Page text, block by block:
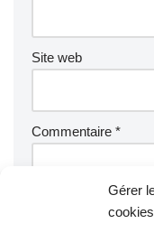
Gérer
cookies
Site web
Commentaire *